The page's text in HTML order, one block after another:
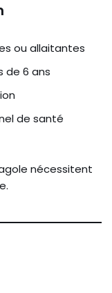
ou allaitantes
de 6 ans
de santé
nécessitent